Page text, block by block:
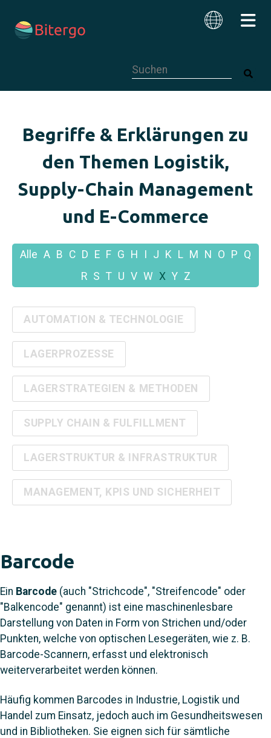
Begriffe & Erklärungen zu
den Themen Logistik,
Supply-Chain Management
und E-Commerce
Alle A B C D E F G H J K L M N O P Q
R S T U V W X Y Z
AUTOMATION & TECHNOLOGIE
LAGERPROZESSE
LAGERSTRATEGIEN & METHODEN
SUPPLY CHAIN & FULFILLMENT
LAGERSTRUKTUR & INFRASTRUKTUR
MANAGEMENT, KPIS UND SICHERHEIT
Barcode
Ein Barcode (auch "Strichcode", "Streifencode" oder
"Balkencode" genannt) ist eine maschinenlesbare
Darstellung von Daten in Form von Strichen und/oder
Punkten, welche von optischen Lesegeräten, wie z. B.
Barcode-Scannern, erfasst und elektronisch
weiterverarbeitet werden können.
Häufig kommen Barcodes in Industrie, Logistik und
Handel zum Einsatz, jedoch auch im Gesundheitswesen
und in Bibliotheken. Sie eignen sich für sämtliche